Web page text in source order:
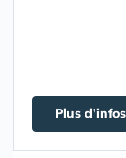
Plus d'infos